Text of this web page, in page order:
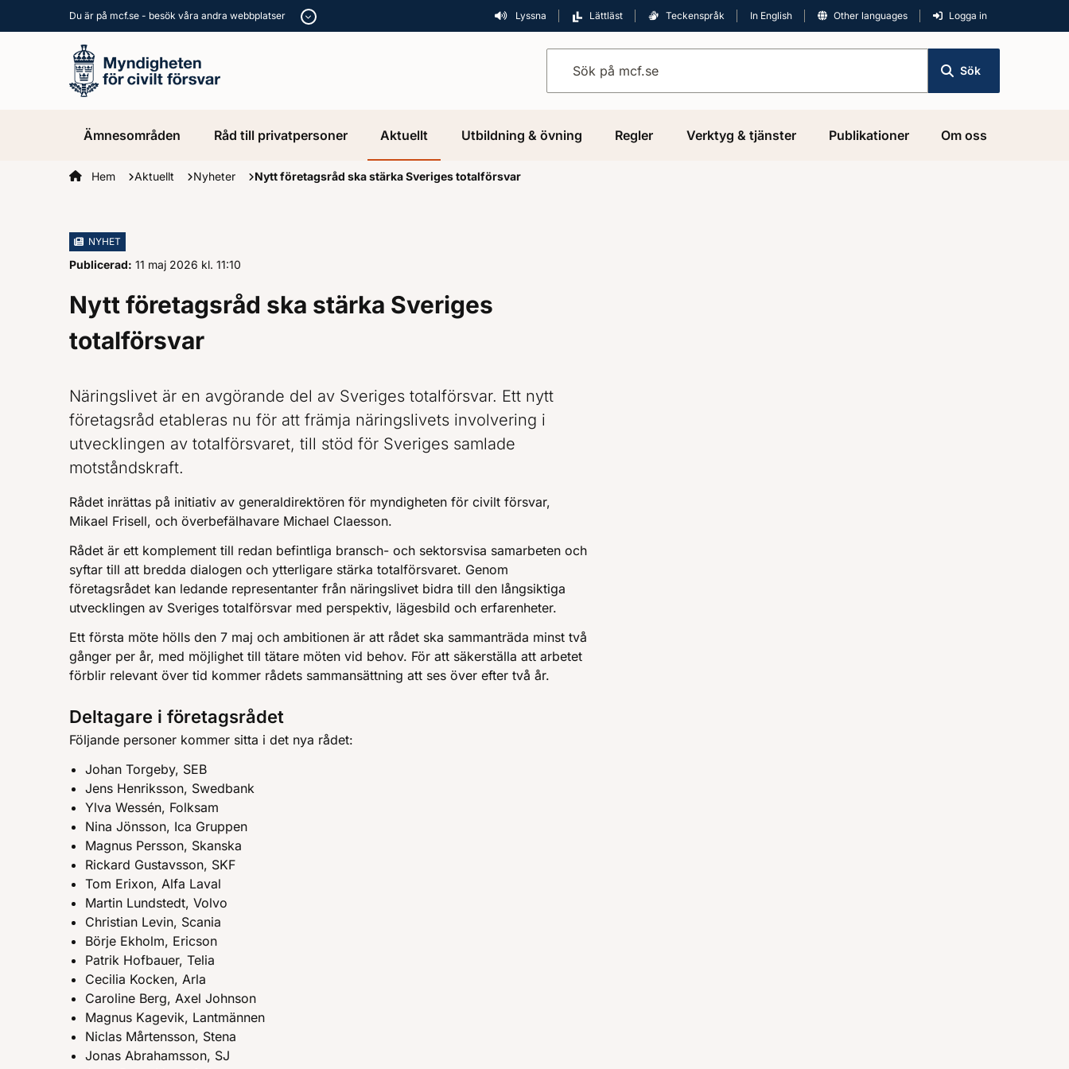
Du är på mcf.se - besök våra andra webbplatser Lyssna Lättläst Teckenspråk In English Other languages Logga in
Sök
Ämnesområden Råd till privatpersoner Aktuellt Utbildning & övning Regler Verktyg & tjänster Publikationer Om oss
Startsidan
Hem Aktuellt Nyheter Nytt företagsråd ska stärka Sveriges totalförsvar
NYHET
Publicerad: 11 maj 2026 kl. , Klockan
11:10
Nytt företagsråd ska stärka Sveriges
totalförsvar
Näringslivet är en avgörande del av Sveriges totalförsvar. Ett nytt
företagsråd etableras nu för att främja näringslivets involvering i
utvecklingen av totalförsvaret, till stöd för Sveriges samlade
motståndskraft.
Rådet inrättas på initiativ av generaldirektören för myndigheten för civilt försvar,
Mikael Frisell, och överbefälhavare Michael Claesson.
Rådet är ett komplement till redan befintliga bransch- och sektorsvisa samarbeten och
syftar till att bredda dialogen och ytterligare stärka totalförsvaret. Genom
företagsrådet kan ledande representanter från näringslivet bidra till den långsiktiga
utvecklingen av Sveriges totalförsvar med perspektiv, lägesbild och erfarenheter.
Ett första möte hölls den 7 maj och ambitionen är att rådet ska sammanträda minst två
gånger per år, med möjlighet till tätare möten vid behov. För att säkerställa att arbetet
förblir relevant över tid kommer rådets sammansättning att ses över efter två år.
Deltagare i företagsrådet
Följande personer kommer sitta i det nya rådet:
Johan Torgeby, SEB
Jens Henriksson, Swedbank
Ylva Wessén, Folksam
Nina Jönsson, Ica Gruppen
Magnus Persson, Skanska
Rickard Gustavsson, SKF
Tom Erixon, Alfa Laval
Martin Lundstedt, Volvo
Christian Levin, Scania
Börje Ekholm, Ericson
Patrik Hofbauer, Telia
Cecilia Kocken, Arla
Caroline Berg, Axel Johnson
Magnus Kagevik, Lantmännen
Niclas Mårtensson, Stena
Jonas Abrahamsson, SJ